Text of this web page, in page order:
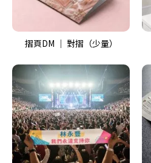
摺頁DM ｜ 對摺（少量）